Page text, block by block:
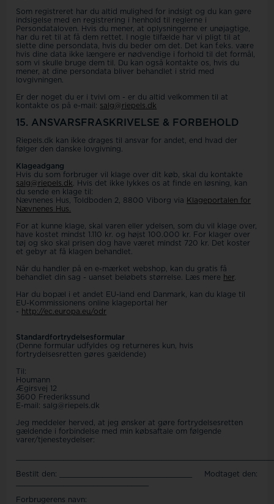
Som registreret har du altid mulighed for indsigt og du kan gøre
indsigelse med en registrering i henhold til reglerne i
Persondataloven. Hvis du mener, at oplysningerne er unøjagtige,
har du ret til at få dem rettet. I nogle tilfælde har vi pligt til at
slette dine persondata, hvis du beder om det. Det kan f.eks. være
hvis dine data ikke længere er nødvendige i forhold til det formål,
som vi skulle bruge dem til. Du kan også kontakte os, hvis du
mener, at dine persondata bliver behandlet i strid med
lovgivningen.
Er der noget du er i tvivl om - er du altid velkommen til at
kontakte os på e-mail: salg@riepels.dk
15. ANSVARSFRASKRIVELSE & FORBEHOLD
Riepels.dk kan ikke drages til ansvar for andet, end hvad der
følger den danske lovgivning.
Klageadgang
Hvis du som forbruger vil klage over dit køb, skal du kontakte
salg@riepels.dk
. Hvis det ikke lykkes os at finde en løsning, kan
du sende en klage til:
Nævnenes Hus, Toldboden 2, 8800 Viborg via Klageportalen for
Nævnenes Hus.
For at kunne klage, skal varen eller ydelsen, som du vil klage over,
have kostet mindst 1.110 kr. og højst 100.000 kr. For klager over
tøj og sko skal prisen dog have været mindst 720 kr. Det koster
et gebyr at få klagen behandlet.
Når du handler på en e-mærket webshop, kan du gratis få
behandlet din sag - uanset beløbets størrelse. Læs mere her.
Har du bopæl i et andet EU-land end Danmark, kan du klage til
EU-Kommissionens online klageportal her
- http://ec.europa.eu/odr
Standardfortrydelsesformular
(Denne formular udfyldes og returneres kun, hvis
fortrydelsesretten gøres gældende)
Til:
Houmann
Ægirsvej 12
3600 Frederikssund
E-mail: salg@riepels.dk
Jeg meddeler herved, at jeg ønsker at gøre fortrydelsesretten
gældende i forbindelse med min købsaftale om følgende
varer/tjenesteydelser:
Bestilt den: _______________________________ Modtaget den:
Forbrugerens navn: